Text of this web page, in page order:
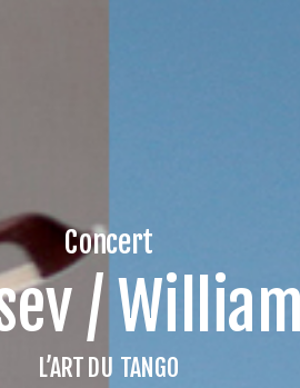
Concert
/
L’ART DU TANGO